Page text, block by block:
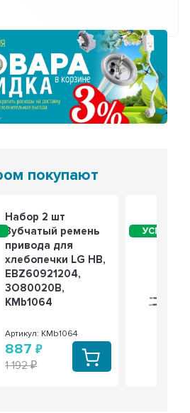
покупают
Набор 2 шт
Зубчатый ремень
привода для
хлебопечки LG HB,
EBZ60921204,
3O80020B,
KMb1064
Артикул: KMb1064
887
1 192